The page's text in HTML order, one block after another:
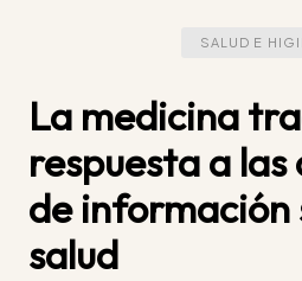
SALUD E
La medicina
respuesta a
de información
salud